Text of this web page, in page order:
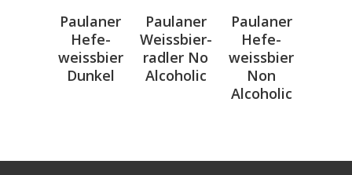
Paulaner
Hefe-
weissbier
Dunkel
Paulaner
Hefe-
weissbier
Non
Alcoholic
Paulaner
Weissbier-
radler No
Alcoholic